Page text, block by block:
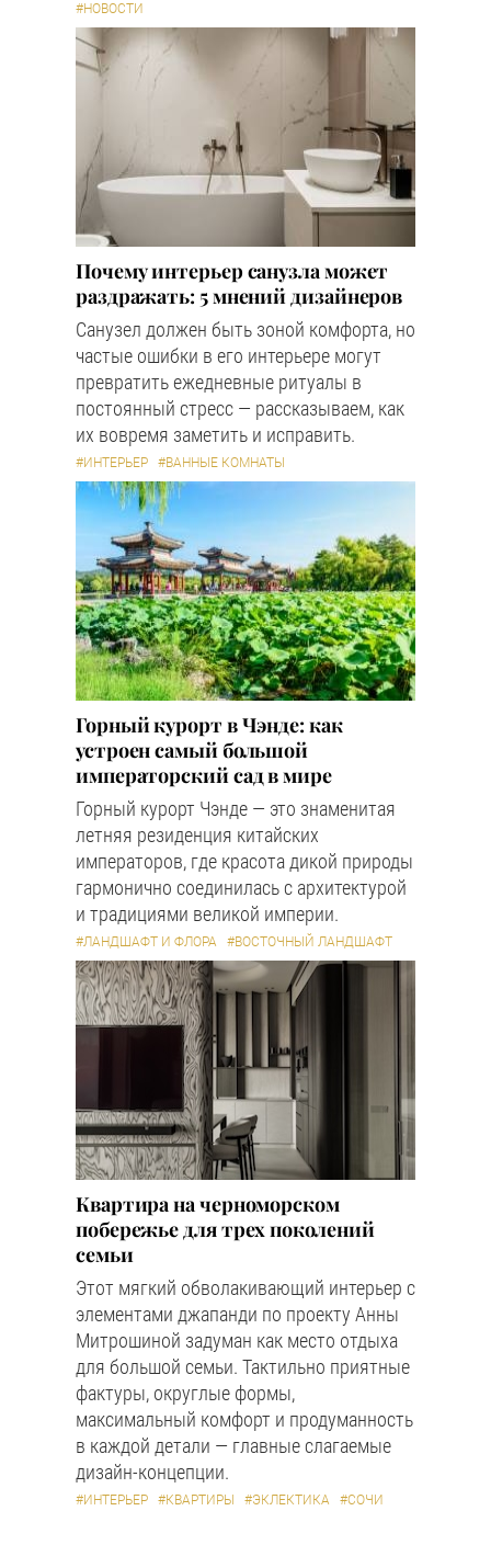
#НОВОСТИ
Почему интерьер санузла может
раздражать: 5 мнений дизайнеров
Санузел должен быть зоной комфорта, но
частые ошибки в его интерьере могут
превратить ежедневные ритуалы в
постоянный стресс — рассказываем, как
их вовремя заметить и исправить.
#ИНТЕРЬЕР #ВАННЫЕ КОМНАТЫ
Горный курорт в Чэнде: как
устроен самый большой
императорский сад в мире
Горный курорт Чэнде — это знаменитая
летняя резиденция китайских
императоров, где красота дикой природы
гармонично соединилась с архитектурой
и традициями великой империи.
#ЛАНДШАФТ И ФЛОРА #ВОСТОЧНЫЙ ЛАНДШАФТ
Квартира на черноморском
побережье для трех поколений
семьи
Этот мягкий обволакивающий интерьер с
элементами джапанди по проекту Анны
Митрошиной задуман как место отдыха
для большой семьи. Тактильно приятные
фактуры, округлые формы,
максимальный комфорт и продуманность
в каждой детали — главные слагаемые
дизайн-концепции.
#ИНТЕРЬЕР #КВАРТИРЫ #ЭКЛЕКТИКА #СОЧИ